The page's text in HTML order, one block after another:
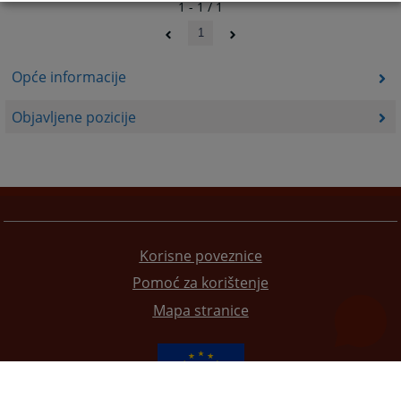
Opće informacije
Objavljene pozicije
1 - 1 / 1
1
Korisne poveznice
Pomoć za korištenje
Mapa stranice